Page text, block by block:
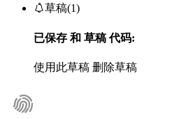
草稿(1)
已保存 和 草稿代码:
使用此草稿 删除草稿